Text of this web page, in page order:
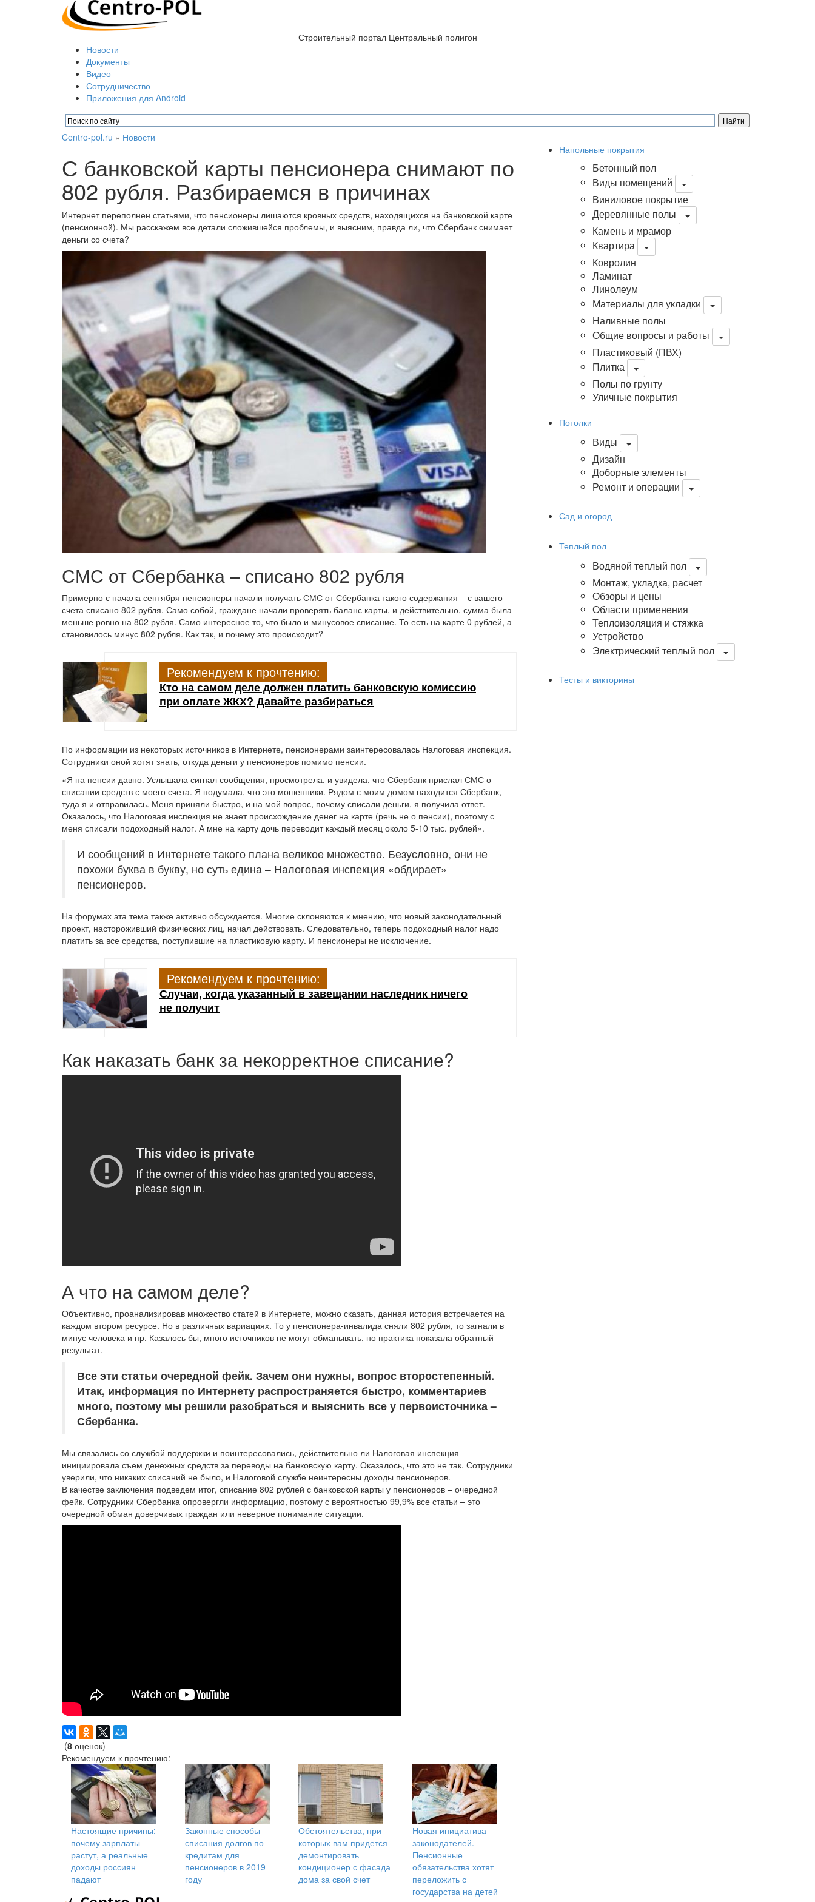
Строительный портал Центральный полигон
Новости
Документы
Видео
Сотрудничество
Приложения для Android
Centro-pol.ru » Новости
С банковской карты пенсионера снимают по
802 рубля. Разбираемся в причинах
Интернет переполнен статьями, что пенсионеры лишаются кровных средств, находящихся на банковской карте
(пенсионной). Мы расскажем все детали сложившейся проблемы, и выясним, правда ли, что Сбербанк снимает
деньги со счета?
СМС от Сбербанка – списано 802 рубля
Примерно с начала сентября пенсионеры начали получать СМС от Сбербанка такого содержания – с вашего
счета списано 802 рубля. Само собой, граждане начали проверять баланс карты, и действительно, сумма была
меньше ровно на 802 рубля. Само интересное то, что было и минусовое списание. То есть на карте 0 рублей, а
становилось минус 802 рубля. Как так, и почему это происходит?
Рекомендуем к прочтению:
Кто на самом деле должен платить банковскую комиссию
при оплате ЖКХ? Давайте разбираться
По информации из некоторых источников в Интернете, пенсионерами заинтересовалась Налоговая инспекция.
Сотрудники оной хотят знать, откуда деньги у пенсионеров помимо пенсии.
«Я на пенсии давно. Услышала сигнал сообщения, просмотрела, и увидела, что Сбербанк прислал СМС о
списании средств с моего счета. Я подумала, что это мошенники. Рядом с моим домом находится Сбербанк,
туда я и отправилась. Меня приняли быстро, и на мой вопрос, почему списали деньги, я получила ответ.
Оказалось, что Налоговая инспекция не знает происхождение денег на карте (речь не о пенсии), поэтому с
меня списали подоходный налог. А мне на карту дочь переводит каждый месяц около 5-10 тыс. рублей».
И сообщений в Интернете такого плана великое множество. Безусловно, они не
похожи буква в букву, но суть едина – Налоговая инспекция «обдирает»
пенсионеров.
На форумах эта тема также активно обсуждается. Многие склоняются к мнению, что новый законодательный
проект, настороживший физических лиц, начал действовать. Следовательно, теперь подоходный налог надо
платить за все средства, поступившие на пластиковую карту. И пенсионеры не исключение.
Рекомендуем к прочтению:
Случаи, когда указанный в завещании наследник ничего
не получит
Как наказать банк за некорректное списание?
А что на самом деле?
Объективно, проанализировав множество статей в Интернете, можно сказать, данная история встречается на
каждом втором ресурсе. Но в различных вариациях. То у пенсионера-инвалида сняли 802 рубля, то загнали в
минус человека и пр. Казалось бы, много источников не могут обманывать, но практика показала обратный
результат.
Все эти статьи очередной фейк. Зачем они нужны, вопрос второстепенный.
Итак, информация по Интернету распространяется быстро, комментариев
много, поэтому мы решили разобраться и выяснить все у первоисточника –
Сбербанка.
Мы связались со службой поддержки и поинтересовались, действительно ли Налоговая инспекция
инициировала съем денежных средств за переводы на банковскую карту. Оказалось, что это не так. Сотрудники
уверили, что никаких списаний не было, и Налоговой службе неинтересны доходы пенсионеров.
В качестве заключения подведем итог, списание 802 рублей с банковской карты у пенсионеров – очередной
фейк. Сотрудники Сбербанка опровергли информацию, поэтому с вероятностью 99,9% все статьи – это
очередной обман доверчивых граждан или неверное понимание ситуации.
(8 оценок)
Рекомендуем к прочтению:
Настоящие причины:
почему зарплаты
растут, а реальные
доходы россиян
падают
Законные способы
списания долгов по
кредитам для
пенсионеров в 2019
году
Обстоятельства, при
которых вам придется
демонтировать
кондиционер с фасада
дома за свой счет
Новая инициатива
законодателей.
Пенсионные
обязательства хотят
переложить с
государства на детей
Напольные покрытия
Бетонный пол
Виды помещений
Виниловое покрытие
Деревянные полы
Камень и мрамор
Квартира
Ковролин
Ламинат
Линолеум
Материалы для укладки
Наливные полы
Общие вопросы и работы
Пластиковый (ПВХ)
Плитка
Полы по грунту
Уличные покрытия
Потолки
Виды
Дизайн
Доборные элементы
Ремонт и операции
Сад и огород
Теплый пол
Водяной теплый пол
Монтаж, укладка, расчет
Обзоры и цены
Области применения
Теплоизоляция и стяжка
Устройство
Электрический теплый пол
Тесты и викторины